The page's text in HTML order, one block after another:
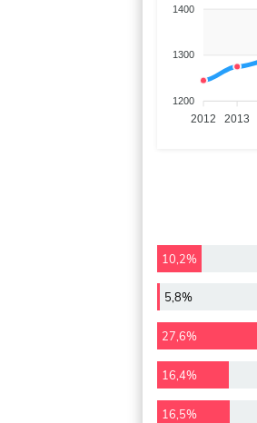
1400
1300
1200
2012 2013
10,2%
5,8%
27,6%
16,4%
16,5%